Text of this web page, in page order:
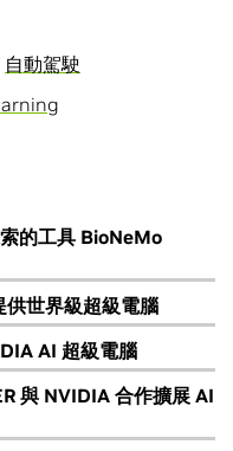
自動駕駛
的工具 BioNeMo
世界級超級電腦
AI 超級電腦
與 NVIDIA 合作擴展 AI